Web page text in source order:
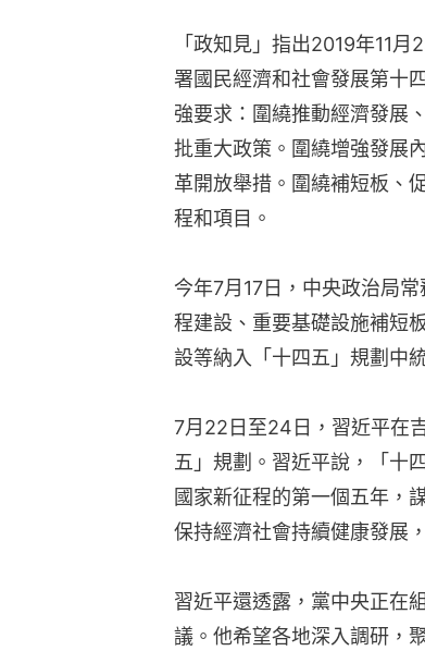
「政知見」指出2019年11
署國民經濟和社會發展第十
強要求：圍繞推動經濟發展
批重大政策。圍繞增強發展
革開放舉措。圍繞補短板、
程和項目。
今年7月17日，中央政治局
程建設、重要基礎設施補短
設等納入「十四五」規劃中
7月22日至24日，習近平在
五」規劃。習近平說，「十
國家新征程的第一個五年，
保持經濟社會持續健康發展
習近平還透露，黨中央正在
議。他希望各地深入調研，